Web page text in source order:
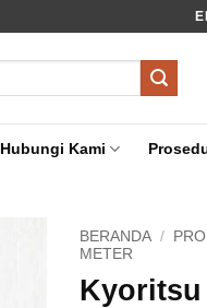
Hubungi Kami
BERANDA /
METER
Kyoritsu